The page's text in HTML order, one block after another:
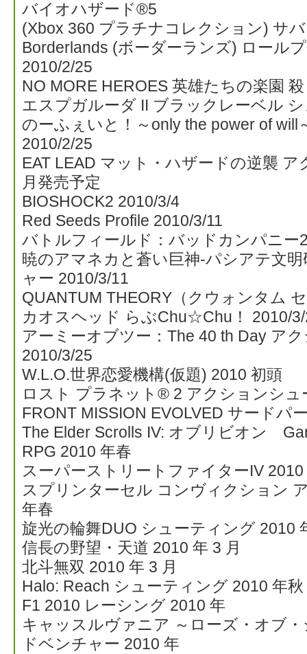
バイオハザード®5
(Xbox 360 プラチナコレクション) サ
Borderlands (ボーダーランズ) ロール
2010/2/25
NO MORE HEROES 英雄たちの楽園
エスプガルーダ II ブラックレーベル
のーふぇいと！～only the power of will
2010/2/25
EAT LEAD マット・ハザードの逆襲
月発売予定
BIOSHOCK2 2010/3/4
Red Seeds Profile 2010/3/11
バトルフィールド：バッドカンパニー
暁のアマネカと蒼い巨神-パシアテ文
ャー 2010/3/11
QUANTUM THEORY（クウォンタム
カオスヘッド らぶChu☆Chu！ 2010/
アーミーオブツー：The 40 th Day ア
2010/3/25
W.L.O.世界恋愛機構(仮題) 2010 初頭
ロスト プラネット® 2 アクションシュ
FRONT MISSION EVOLVED サードパ
The Elder Scrolls IV: オブリビオン
RPG 2010 年春
スーパーストリートファイターIV 2010
スプリンターセル コンヴィクション
年春
旋光の輪舞DUO シューティング 2010
信長の野望・天道 2010 年 3 月
北斗無双 2010 年 3 月
Halo: Reach シューティング 2010 年秋
F1 2010 レーシング 2010 年
キャッスルヴァニア ～ローズ・オブ
ドベンチャー 2010 年